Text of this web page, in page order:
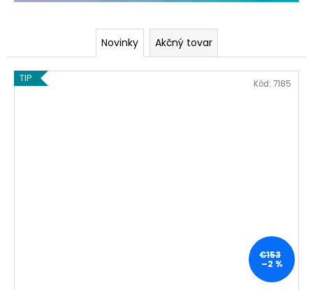
Novinky Akčný tovar
TIP
€153
–2 %
Kód: 7185
INDEPENDENT